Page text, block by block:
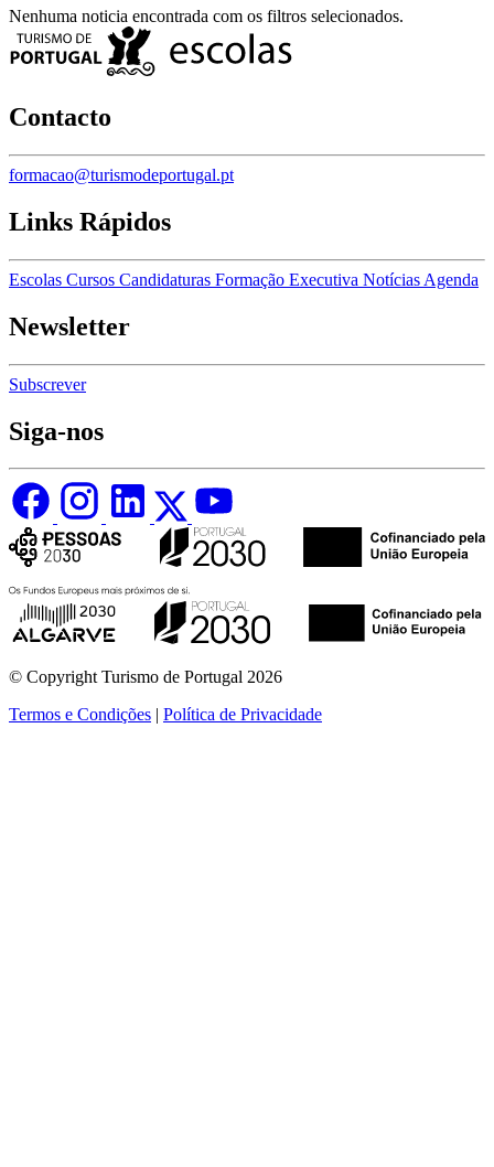
Nenhuma noticia encontrada com os filtros selecionados.
Contacto
formacao@turismodeportugal.pt
Links Rápidos
Escolas Cursos Candidaturas Formação Executiva Notícias Agenda
Newsletter
Subscrever
Siga-nos
© Copyright Turismo de Portugal 2026
Termos e Condições | Política de Privacidade